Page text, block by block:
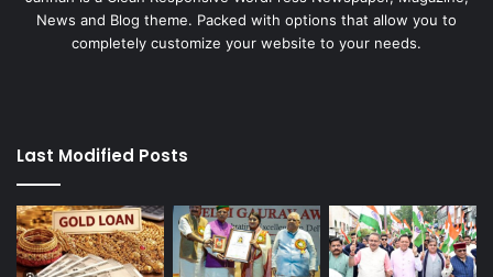
News and Blog theme. Packed with options that allow you to
completely customize your website to your needs.
Last Modified Posts